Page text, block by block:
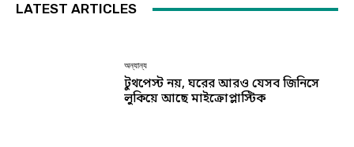
LATEST ARTICLES
অন্যান্য
টুথপেস্ট নয়, ঘরের আরও যেসব জিনিসে
লুকিয়ে আছে মাইক্রোপ্লাস্টিক